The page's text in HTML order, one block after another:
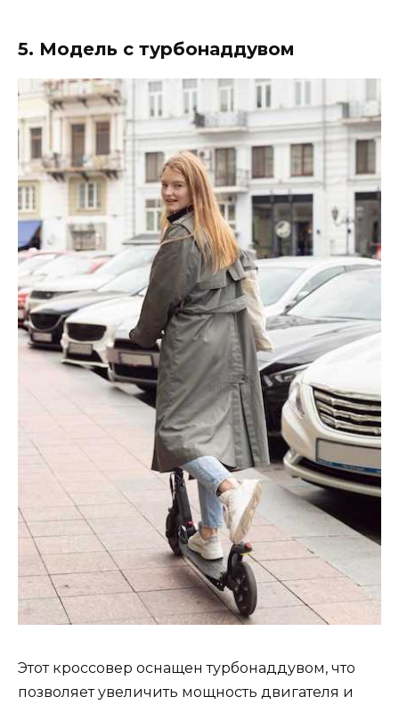
5. Модель с турбонаддувом
Этот кроссовер оснащен турбонаддувом, что
позволяет увеличить мощность двигателя и